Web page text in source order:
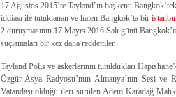
17 Ağustos 2015’te Tayland’ın başkenti
iddiası ile tutuklanan ve halen Bangkok’ta bir
2.duruşmasının 17 Mayıs 2016 Salı günü
suçlamaları bir kez daha reddettiler.
Tayland Polis ve askerlerinin tutuldukları
Özgür Asya Radyosu’nun Almanya’nın Sesi
Vatandaşı olduğu ileri sürülen Adem Karadağ